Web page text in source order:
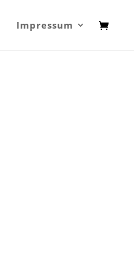
Impressum